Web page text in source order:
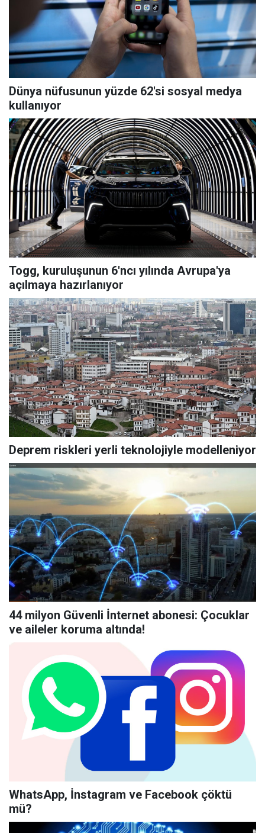
Dünya nüfusunun yüzde 62'si sosyal medya
kullanıyor
Togg, kuruluşunun 6'ncı yılında Avrupa'ya
açılmaya hazırlanıyor
Deprem riskleri yerli teknolojiyle modelleniyor
44 milyon Güvenli İnternet abonesi: Çocuklar
ve aileler koruma altında!
WhatsApp, İnstagram ve Facebook çöktü
mü?